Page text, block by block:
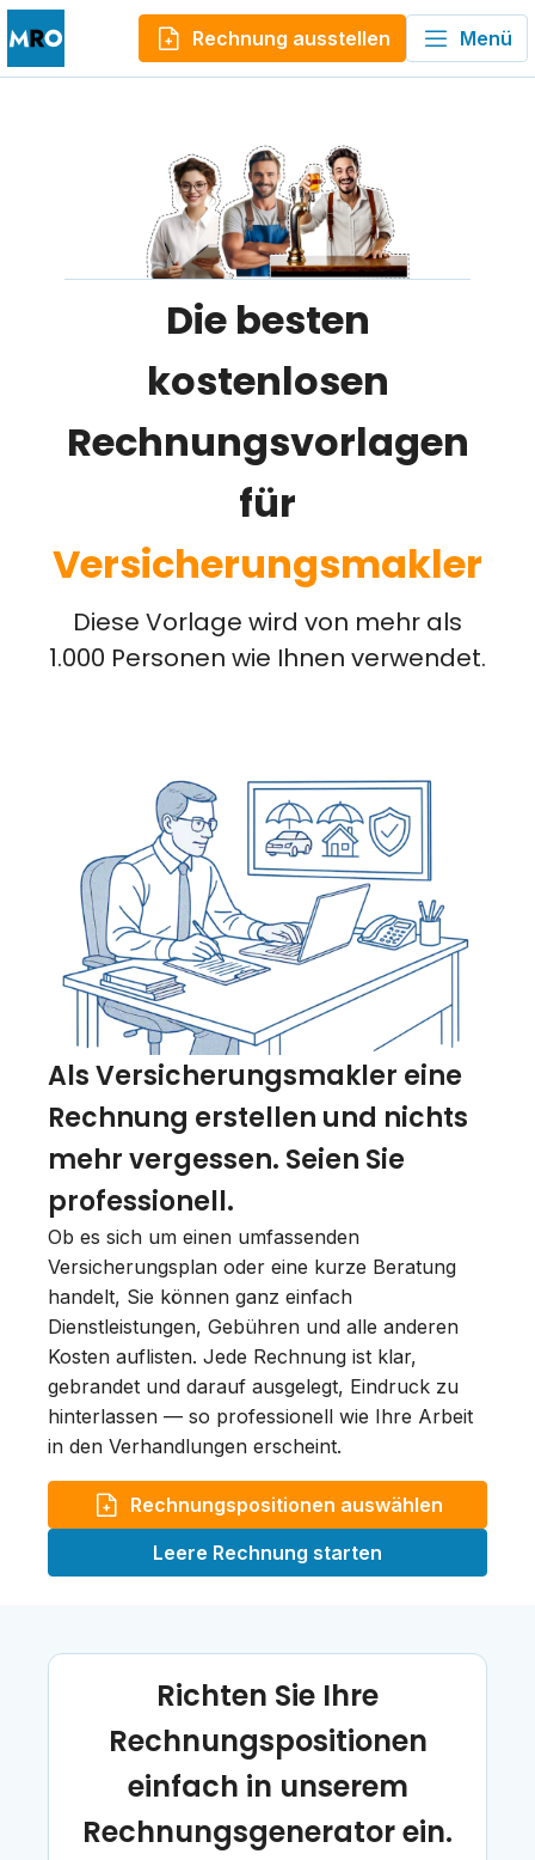
Rechnung ausstellen Menü
Die besten
kostenlosen
Rechnungsvorlagen
für
Versicherungsmakler
Diese Vorlage wird von mehr als
1.000 Personen wie Ihnen verwendet.
Als Versicherungsmakler eine
Rechnung erstellen und nichts
mehr vergessen. Seien Sie
professionell.
Ob es sich um einen umfassenden
Versicherungsplan oder eine kurze Beratung
handelt, Sie können ganz einfach
Dienstleistungen, Gebühren und alle anderen
Kosten auflisten. Jede Rechnung ist klar,
gebrandet und darauf ausgelegt, Eindruck zu
hinterlassen — so professionell wie Ihre Arbeit
in den Verhandlungen erscheint.
Rechnungspositionen auswählen
Leere Rechnung starten
Richten Sie Ihre
Rechnungspositionen
einfach in unserem
Rechnungsgenerator ein.